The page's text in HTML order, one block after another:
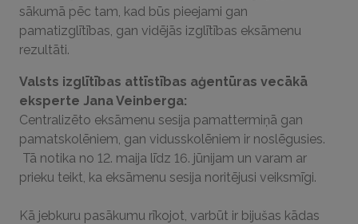
sākumā pēc tam, kad būs pieejami gan
pamatizglītības, gan vidējās izglītības eksāmenu
rezultāti.
Valsts izglītības attīstības aģentūras vecākā
eksperte Jana Veinberga:
Centralizēto eksāmenu sesija pamattermiņā gan
pamatskolēniem, gan vidusskolēniem ir noslēgusies.
Tā notika no 12. maija līdz 16. jūnijam un varam ar
prieku teikt, ka eksāmenu sesija noritējusi veiksmīgi.
Kā jebkuru pasākumu rīkojot, varbūt ir bijušas kādas